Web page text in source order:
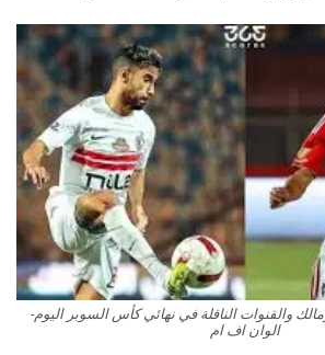
والقنوات الناقلة في نهائي كأس السوبر اليوم-
الوان اف ام